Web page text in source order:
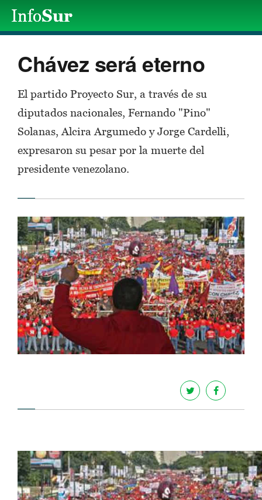
Chávez será eterno
El partido Proyecto Sur, a través de su
diputados nacionales, Fernando "Pino"
Solanas, Alcira Argumedo y Jorge Cardelli,
expresaron su pesar por la muerte del
presidente venezolano.